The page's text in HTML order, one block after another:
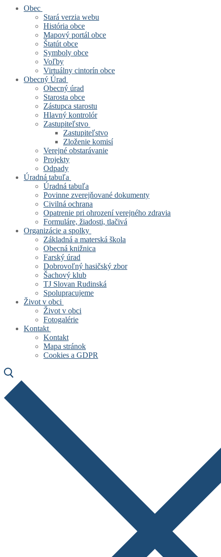
Obec
Stará verzia webu
História obce
Mapový portál obce
Štatút obce
Symboly obce
Voľby
Virtuálny cintorín obce
Obecný Úrad
Obecný úrad
Starosta obce
Zástupca starostu
Hlavný kontrolór
Zastupiteľstvo
Zastupiteľstvo
Zloženie komisí
Verejné obstarávanie
Projekty
Odpady
Úradná tabuľa
Úradná tabuľa
Povinne zverejňované dokumenty
Civilná ochrana
Opatrenie pri ohrození verejného zdravia
Formuláre, žiadosti, tlačivá
Organizácie a spolky
Základná a materská škola
Obecná knižnica
Farský úrad
Dobrovoľný hasičský zbor
Šachový klub
TJ Slovan Rudinská
Spolupracujeme
Život v obci
Život v obci
Fotogalérie
Kontakt
Kontakt
Mapa stránok
Cookies a GDPR